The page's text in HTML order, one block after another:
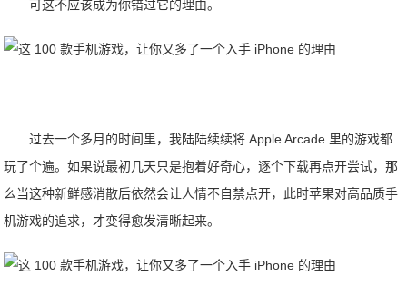
可这不应该成为你错过它的理由。
过去一个多月的时间里，我陆陆续续将 Apple Arcade 里的游戏都
玩了个遍。如果说最初几天只是抱着好奇心，逐个下载再点开尝试，那
么当这种新鲜感消散后依然会让人情不自禁点开，此时苹果对高品质手
机游戏的追求，才变得愈发清晰起来。